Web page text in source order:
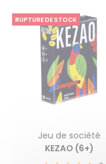
RUPTURE DE STOCK
Jeu de société
KEZAO (6+)